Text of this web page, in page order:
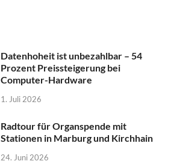
Datenhoheit ist unbezahlbar – 54
Prozent Preissteigerung bei
Computer-Hardware
1. Juli 2026
Radtour für Organspende mit
Stationen in Marburg und Kirchhain
24. Juni 2026